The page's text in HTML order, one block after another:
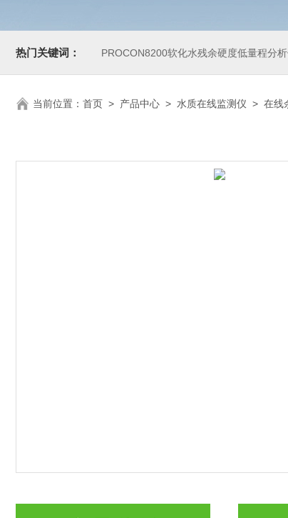
热门关键词： PROCON8200软化水残余硬度低量程分
当前位置： 首页 > 产品中心 > 水质在线监测仪 > 在线